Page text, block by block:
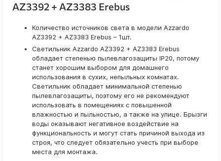
AZ3392 + AZ3383 Erebus
Количество источников света в модели Azzardo
AZ3392 + AZ3383 Erebus – 1шт.
Светильник Azzardo AZ3392 + AZ3383 Erebus
обладает степенью пылевлагозащиты IP20, потому
станет хорошим выбором для домашнего
использования в сухих, непыльных комнатах.
Светильник обладает минимальной степенью
пылевлагозащиты, поэтому его не рекомендуют
использовать в помещениях с повышенной
влажностью и пыльностью, а также на улице. Брызги
воды оказывают негативное воздействие на
функциональность и могут стать причиной выхода из
строя, что следует обязательно учесть при выборе
места для монтажа.